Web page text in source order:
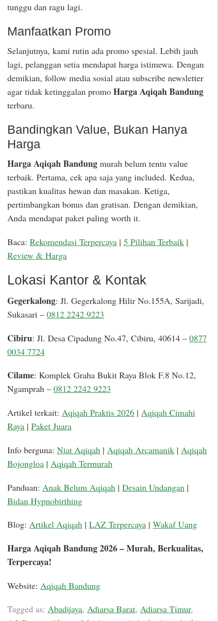
tunggu dan ragu lagi.
Manfaatkan Promo
Selanjutnya, kami rutin ada promo spesial. Lebih jauh
lagi, pelanggan setia mendapat harga istimewa. Dengan
demikian, follow media sosial atau subscribe newsletter
agar tidak ketinggalan promo Harga Aqiqah Bandung
terbaru.
Bandingkan Value, Bukan Hanya
Harga
Harga Aqiqah Bandung murah belum tentu value
terbaik. Pertama, cek apa saja yang included. Kedua,
pastikan kualitas hewan dan masakan. Ketiga,
pertimbangkan bonus dan gratisan. Dengan demikian,
Anda mendapat paket paling worth it.
Baca: Rekomendasi Terpercaya | 5 Pilihan Terbaik |
Review & Harga
Lokasi Kantor & Kontak
Gegerkalong: Jl. Gegerkalong Hilir No.155A, Sarijadi,
Sukasari – 0812 2242 9223
Cibiru: Jl. Desa Cipadung No.47, Cibiru, 40614 – 0877
0034 7724
Cilame: Komplek Graha Bukit Raya Blok F.8 No.12,
Ngamprah – 0812 2242 9223
Artikel terkait: Aqiqah Praktis 2026 | Aqiqah Cimahi
Raya | Paket Juara
Info berguna: Niat Aqiqah | Aqiqah Arcamanik | Aqiqah
Bojongloa | Aqiqah Termurah
Panduan: Anak Belum Aqiqah | Desain Undangan |
Bidan Hypnobirthing
Blog: Artikel Aqiqah | LAZ Terpercaya | Wakaf Uang
Harga Aqiqah Bandung 2026 – Murah, Berkualitas,
Terpercaya!
Website: Aqiqah Bandung
Tagged as: Abadijaya, Adiarsa Barat, Adiarsa Timur,